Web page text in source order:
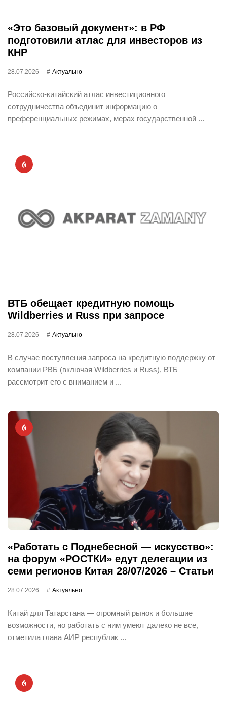
«Это базовый документ»: в РФ
подготовили атлас для инвесторов из
КНР
28.07.2026 Актуально
Российско-китайский атлас инвестиционного
сотрудничества объединит информацию о
преференциальных режимах, мерах государственной ...
ВТБ обещает кредитную помощь
Wildberries и Russ при запросе
28.07.2026 Актуально
В случае поступления запроса на кредитную поддержку от
компании РВБ (включая Wildberries и Russ), ВТБ
рассмотрит его с вниманием и ...
«Работать с Поднебесной — искусство»:
на форум «РОСТКИ» едут делегации из
семи регионов Китая 28/07/2026 – Статьи
28.07.2026 Актуально
Китай для Татарстана — огромный рынок и большие
возможности, но работать с ним умеют далеко не все,
отметила глава АИР республик ...